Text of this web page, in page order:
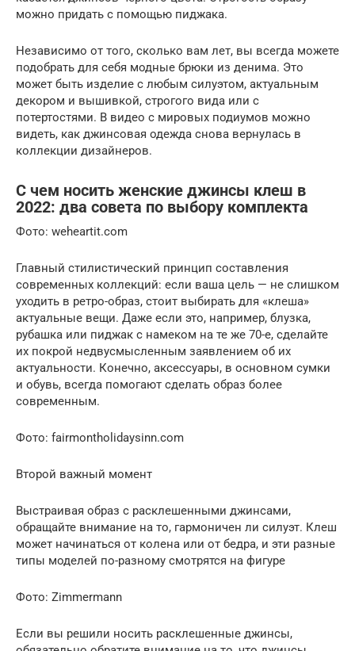
можно придать с помощью пиджака.
Независимо от того, сколько вам лет, вы всегда можете
подобрать для себя модные брюки из денима. Это
может быть изделие с любым силуэтом, актуальным
декором и вышивкой, строгого вида или с
потертостями. В видео с мировых подиумов можно
видеть, как джинсовая одежда снова вернулась в
коллекции дизайнеров.
С чем носить женские джинсы клеш в
2022: два совета по выбору комплекта
Фото: weheartit.com
Главный стилистический принцип составления
современных коллекций: если ваша цель — не слишком
уходить в ретро-образ, стоит выбирать для «клеша»
актуальные вещи. Даже если это, например, блузка,
рубашка или пиджак с намеком на те же 70-е, сделайте
их покрой недвусмысленным заявлением об их
актуальности. Конечно, аксессуары, в основном сумки
и обувь, всегда помогают сделать образ более
современным.
Фото: fairmontholidaysinn.com
Второй важный момент
Выстраивая образ с расклешенными джинсами,
обращайте внимание на то, гармоничен ли силуэт. Клеш
может начинаться от колена или от бедра, и эти разные
типы моделей по-разному смотрятся на фигуре
Фото: Zimmermann
Если вы решили носить расклешенные джинсы,